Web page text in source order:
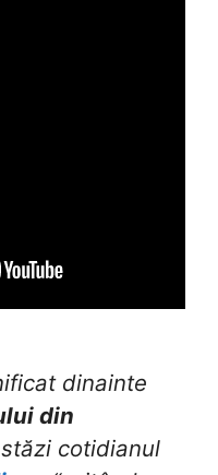
dinainte
din
cotidianul